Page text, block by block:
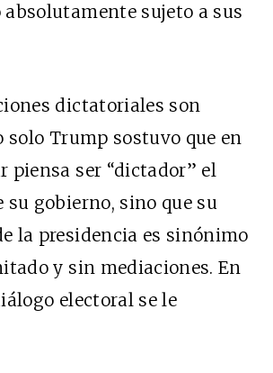
absolutamente sujeto a sus
dictatoriales son
solo Trump sostuvo que en
piensa ser “dictador” el
su gobierno, sino que su
la presidencia es sinónimo
y sin mediaciones. En
electoral se le